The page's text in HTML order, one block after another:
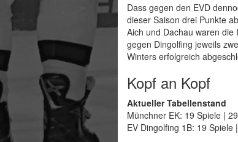
Dass gegen den EVD
dieser Saison drei Punkte
Aich und Dachau waren
gegen Dingolfing jeweils
Winters erfolgreich
Kopf an Kopf
Aktueller Tabellenstand
Münchner EK: 19 Spiele |
EV Dingolfing 1B: 19